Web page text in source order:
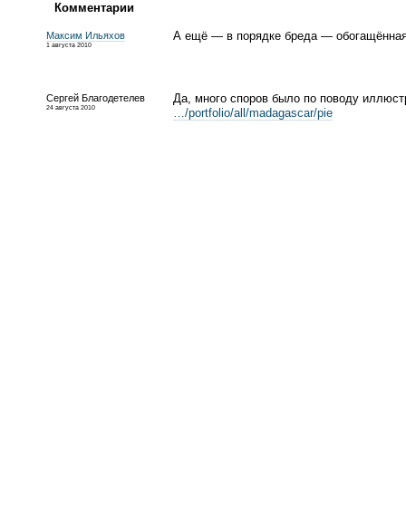
Комментарии
Максим Ильяхов
1 августа 2010
А ещё — в порядке бреда —
Сергей Благодетелев
24 августа 2010
Да, много споров было по поводу
…/portfolio/all/madagascar/pie